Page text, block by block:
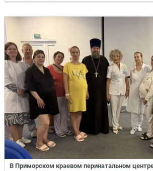
В Приморском краевом перинатальном